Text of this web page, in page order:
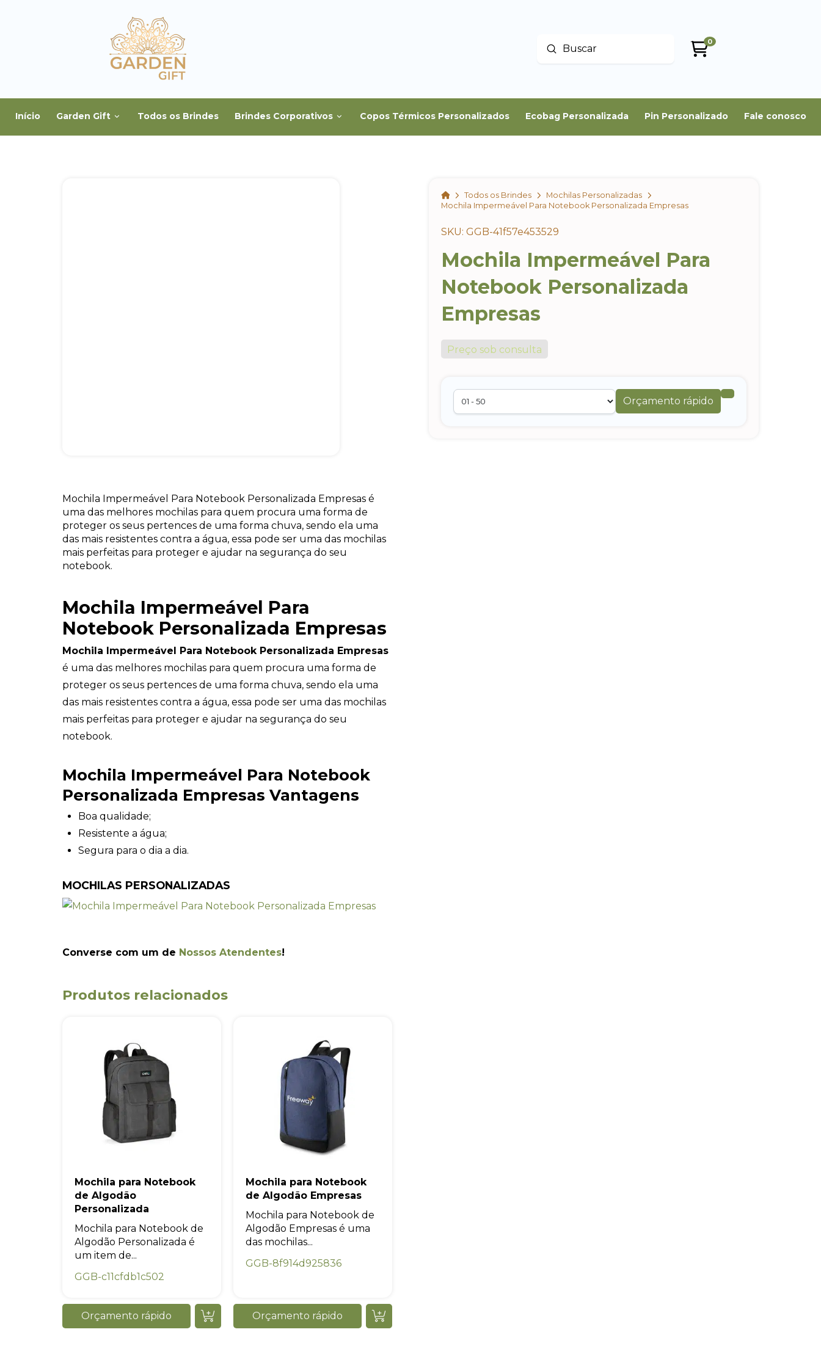
Buscar
Enviar
0
Início Garden Gift Todos os Brindes Brindes Corporativos Copos Térmicos Personalizados Ecobag Personalizada Pin Personalizado Fale conosco
HomeTodos os Brindes
Mochilas Personalizadas
Mochila Impermeável Para Notebook Personalizada Empresas
SKU: GGB-41f57e453529
Mochila Impermeável Para
Notebook Personalizada
Empresas
Preço sob consulta
Orçamento rápido
Mochila Impermeável Para Notebook Personalizada Empresas é
uma das melhores mochilas para quem procura uma forma de
proteger os seus pertences de uma forma chuva, sendo ela uma
das mais resistentes contra a água, essa pode ser uma das mochilas
mais perfeitas para proteger e ajudar na segurança do seu
notebook.
Mochila Impermeável Para
Notebook Personalizada Empresas
Mochila Impermeável Para Notebook Personalizada Empresas
é uma das melhores mochilas para quem procura uma forma de
proteger os seus pertences de uma forma chuva, sendo ela uma
das mais resistentes contra a água, essa pode ser uma das mochilas
mais perfeitas para proteger e ajudar na segurança do seu
notebook.
Mochila Impermeável Para Notebook
Personalizada Empresas Vantagens
Boa qualidade;
Resistente a água;
Segura para o dia a dia.
MOCHILAS PERSONALIZADAS
Converse com um de Nossos Atendentes!
Produtos relacionados
Mochila para Notebook
de Algodão
Personalizada
Mochila para Notebook de
Algodão Personalizada é
um item de...
GGB-c11cfdb1c502
Orçamento rápido
Mochila para Notebook
de Algodão Empresas
Mochila para Notebook de
Algodão Empresas é uma
das mochilas...
GGB-8f914d925836
Orçamento rápido
Garden Gift
online
A nossa empresa está comprometida a proteger e respeitar sua
privacidade, utilizaremos seus dados apenas para fins de
marketing. Você pode alterar suas preferências a qualquer
momento.